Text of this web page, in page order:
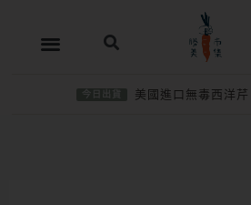
美國進口無毒西洋芹